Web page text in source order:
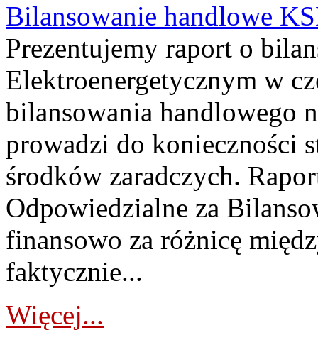
Bilansowanie handlowe
Prezentujemy raport o
Elektroenergetycznym w
bilansowania handlowego
prowadzi do konieczności
środków zaradczych.
Odpowiedzialne za
finansowo za różnicę
faktycznie...
Więcej...